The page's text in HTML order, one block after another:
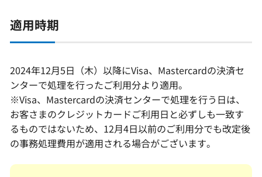
適用時期
2024年12月5日（木）以降にVisa、Mastercardの決済セ
ンターで処理を行ったご利用分より適用。
※Visa、Mastercardの決済センターで処理を行う日は、
お客さまのクレジットカードご利用日と必ずしも一致す
るものではないため、12月4日以前のご利用分でも改定後
の事務処理費用が適用される場合がございます。